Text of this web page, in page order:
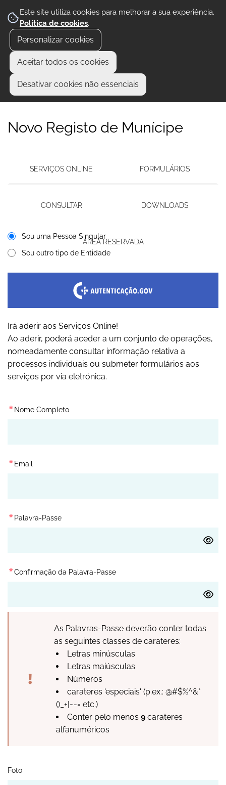
Este site utiliza cookies para melhorar a sua experiência.
Política de cookies.
Personalizar cookies
Aceitar todos os cookies
Desativar cookies não essenciais
Novo Registo de Munícipe
SERVIÇOS ONLINE FORMULÁRIOS
CONSULTAR DOWNLOADS
ÁREA RESERVADA
Sou uma Pessoa Singular
Sou outro tipo de Entidade
Irá aderir aos Serviços Online!
Ao aderir, poderá aceder a um conjunto de operações,
nomeadamente consultar informação relativa a
processos individuais ou submeter formulários aos
serviços por via eletrónica.
* Nome Completo
* Email
* Palavra-Passe
*Confirmação da Palavra-Passe
As Palavras-Passe deverão conter todas
as seguintes classes de carateres:
Letras minúsculas
Letras maiúsculas
Números
carateres 'especiais' (p.ex.: @#$%^&*
()_+|~-= etc.)
Conter pelo menos 9 carateres
alfanuméricos
Foto